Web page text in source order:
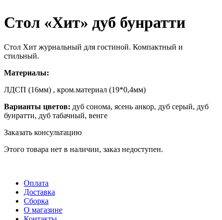
Стол «Хит» дуб бунратти
Стол Хит журнальный для гостиной. Компактный и
стильный.
Материалы:
ЛДСП (16мм) , кром.материал (19*0,4мм)
Варианты цветов: дуб сонома, ясень анкор, дуб серый, дуб
бунратти, дуб табачный, венге
Заказать консультацию
Этого товара нет в наличии, заказ недоступен.
Оплата
Доставка
Сборка
О магазине